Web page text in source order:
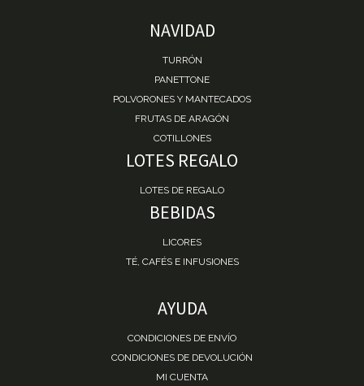
NAVIDAD
TURRÓN
PANETTONE
POLVORONES Y MANTECADOS
FRUTAS DE ARAGÓN
COTILLONES
LOTES REGALO
LOTES DE REGALO
BEBIDAS
LICORES
TÉ, CAFÉS E INFUSIONES
AYUDA
CONDICIONES DE ENVÍO
CONDICIONES DE DEVOLUCIÓN
MI CUENTA